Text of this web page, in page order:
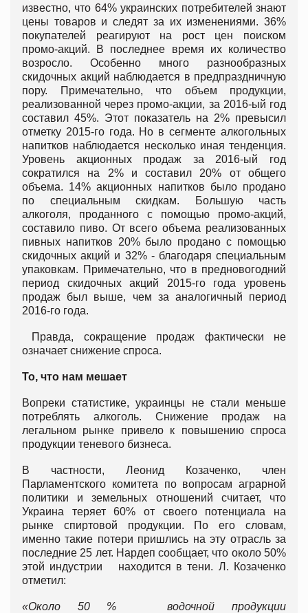
известно, что 64% украинских потребителей знают
цены товаров и следят за их изменениями. 36%
покупателей реагируют на рост цен поиском
промо-акций. В последнее время их количество
возросло. Особенно много разнообразных
скидочных акций наблюдается в предпраздничную
пору. Примечательно, что объем продукции,
реализованной через промо-акции, за 2016-ый год
составил 45%. Этот показатель на 2% превысил
отметку 2015-го года. Но в сегменте алкогольных
напитков наблюдается несколько иная тенденция.
Уровень акционных продаж за 2016-ый год
сократился на 2% и составил 20% от общего
объема. 14% акционных напитков было продано
по специальным скидкам. Большую часть
алкоголя, проданного с помощью промо-акций,
составило пиво. От всего объема реализованных
пивных напитков 20% было продано с помощью
скидочных акций и 32% - благодаря специальным
упаковкам. Примечательно, что в предновогодний
период скидочных акций 2015-го года уровень
продаж был выше, чем за аналогичный период
2016-го года.
Правда, сокращение продаж фактически не
означает снижение спроса.
То, что нам мешает
Вопреки статистике, украинцы не стали меньше
потреблять алкоголь. Снижение продаж на
легальном рынке привело к повышению спроса
продукции теневого бизнеса.
В частности, Леонид Козаченко, член
Парламентского комитета по вопросам аграрной
политики и земельных отношений считает, что
Украина теряет 60% от своего потенциала на
рынке спиртовой продукции. По его словам,
именно такие потери пришлись на эту отрасль за
последние 25 лет. Нардеп сообщает, что около 50%
этой индустрии находится в тени. Л. Козаченко
отметил:
«Около 50 % водочной продукции